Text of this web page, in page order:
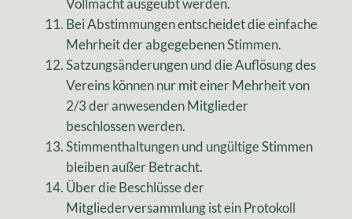
Vollmacht ausgeübt werden.
Bei Abstimmungen entscheidet die einfache
Mehrheit der abgegebenen Stimmen.
Satzungsänderungen und die Auflösung des
Vereins können nur mit einer Mehrheit von
2/3 der anwesenden Mitglieder
beschlossen werden.
Stimmenthaltungen und ungültige Stimmen
bleiben außer Betracht.
Über die Beschlüsse der
Mitgliederversammlung ist ein Protokoll